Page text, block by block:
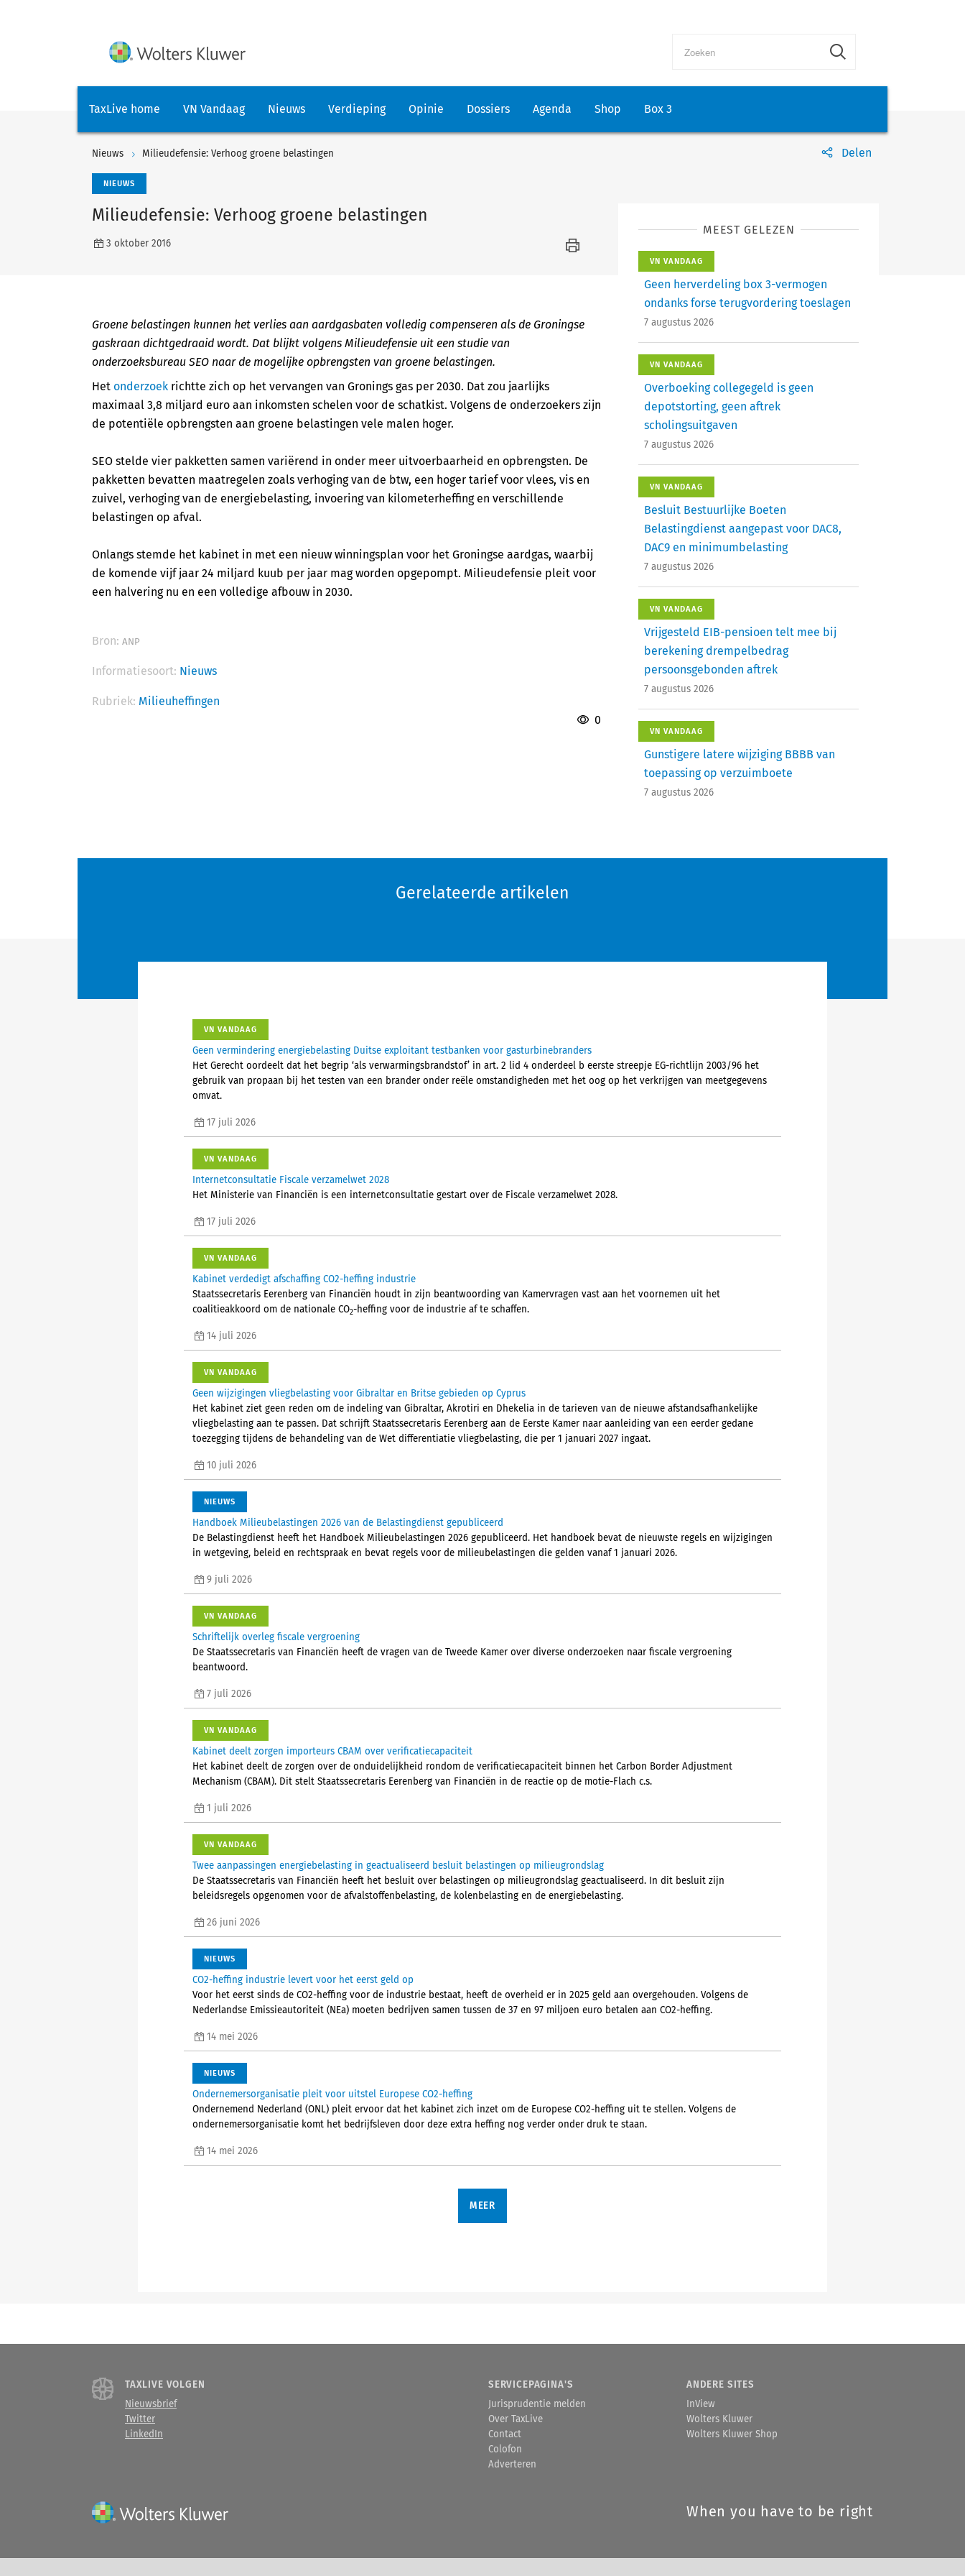
TaxLive home VN Vandaag Nieuws Verdieping Opinie Dossiers Agenda Shop Box 3
Nieuws Milieudefensie: Verhoog groene belastingen Delen
NIEUWS
Milieudefensie: Verhoog groene belastingen
3 oktober 2016
Groene belastingen kunnen het verlies aan aardgasbaten volledig compenseren als de Groningse
gaskraan dichtgedraaid wordt. Dat blijkt volgens Milieudefensie uit een studie van
onderzoeksbureau SEO naar de mogelijke opbrengsten van groene belastingen.
Het onderzoek richtte zich op het vervangen van Gronings gas per 2030. Dat zou jaarlijks
maximaal 3,8 miljard euro aan inkomsten schelen voor de schatkist. Volgens de onderzoekers zijn
de potentiële opbrengsten aan groene belastingen vele malen hoger.
SEO stelde vier pakketten samen variërend in onder meer uitvoerbaarheid en opbrengsten. De
pakketten bevatten maatregelen zoals verhoging van de btw, een hoger tarief voor vlees, vis en
zuivel, verhoging van de energiebelasting, invoering van kilometerheffing en verschillende
belastingen op afval.
Onlangs stemde het kabinet in met een nieuw winningsplan voor het Groningse aardgas, waarbij
de komende vijf jaar 24 miljard kuub per jaar mag worden opgepompt. Milieudefensie pleit voor
een halvering nu en een volledige afbouw in 2030.
Bron: ANP
Informatiesoort: Nieuws
Rubriek: Milieuheffingen
0
MEEST GELEZEN
VN VANDAAG
Geen herverdeling box 3-vermogen
ondanks forse terugvordering toeslagen
7 augustus 2026
VN VANDAAG
Overboeking collegegeld is geen
depotstorting, geen aftrek
scholingsuitgaven
7 augustus 2026
VN VANDAAG
Besluit Bestuurlijke Boeten
Belastingdienst aangepast voor DAC8,
DAC9 en minimumbelasting
7 augustus 2026
VN VANDAAG
Vrijgesteld EIB-pensioen telt mee bij
berekening drempelbedrag
persoonsgebonden aftrek
7 augustus 2026
VN VANDAAG
Gunstigere latere wijziging BBBB van
toepassing op verzuimboete
7 augustus 2026
Gerelateerde artikelen
VN VANDAAG
Geen vermindering energiebelasting Duitse exploitant testbanken voor gasturbinebranders
Het Gerecht oordeelt dat het begrip ‘als verwarmingsbrandstof’ in art. 2 lid 4 onderdeel b eerste streepje EG-richtlijn 2003/96 het
gebruik van propaan bij het testen van een brander onder reële omstandigheden met het oog op het verkrijgen van meetgegevens
omvat.
17 juli 2026
VN VANDAAG
Internetconsultatie Fiscale verzamelwet 2028
Het Ministerie van Financiën is een internetconsultatie gestart over de Fiscale verzamelwet 2028.
17 juli 2026
VN VANDAAG
Kabinet verdedigt afschaffing CO2-heffing industrie
Staatssecretaris Eerenberg van Financiën houdt in zijn beantwoording van Kamervragen vast aan het voornemen uit het
coalitieakkoord om de nationale CO2-heffing voor de industrie af te schaffen.
14 juli 2026
VN VANDAAG
Geen wijzigingen vliegbelasting voor Gibraltar en Britse gebieden op Cyprus
Het kabinet ziet geen reden om de indeling van Gibraltar, Akrotiri en Dhekelia in de tarieven van de nieuwe afstandsafhankelijke
vliegbelasting aan te passen. Dat schrijft Staatssecretaris Eerenberg aan de Eerste Kamer naar aanleiding van een eerder gedane
toezegging tijdens de behandeling van de Wet differentiatie vliegbelasting, die per 1 januari 2027 ingaat.
10 juli 2026
NIEUWS
Handboek Milieubelastingen 2026 van de Belastingdienst gepubliceerd
De Belastingdienst heeft het Handboek Milieubelastingen 2026 gepubliceerd. Het handboek bevat de nieuwste regels en wijzigingen
in wetgeving, beleid en rechtspraak en bevat regels voor de milieubelastingen die gelden vanaf 1 januari 2026.
9 juli 2026
VN VANDAAG
Schriftelijk overleg fiscale vergroening
De Staatssecretaris van Financiën heeft de vragen van de Tweede Kamer over diverse onderzoeken naar fiscale vergroening
beantwoord.
7 juli 2026
VN VANDAAG
Kabinet deelt zorgen importeurs CBAM over verificatiecapaciteit
Het kabinet deelt de zorgen over de onduidelijkheid rondom de verificatiecapaciteit binnen het Carbon Border Adjustment
Mechanism (CBAM). Dit stelt Staatssecretaris Eerenberg van Financiën in de reactie op de motie-Flach c.s.
1 juli 2026
VN VANDAAG
Twee aanpassingen energiebelasting in geactualiseerd besluit belastingen op milieugrondslag
De Staatssecretaris van Financiën heeft het besluit over belastingen op milieugrondslag geactualiseerd. In dit besluit zijn
beleidsregels opgenomen voor de afvalstoffenbelasting, de kolenbelasting en de energiebelasting.
26 juni 2026
NIEUWS
CO2-heffing industrie levert voor het eerst geld op
Voor het eerst sinds de CO2-heffing voor de industrie bestaat, heeft de overheid er in 2025 geld aan overgehouden. Volgens de
Nederlandse Emissieautoriteit (NEa) moeten bedrijven samen tussen de 37 en 97 miljoen euro betalen aan CO2-heffing.
14 mei 2026
NIEUWS
Ondernemersorganisatie pleit voor uitstel Europese CO2-heffing
Ondernemend Nederland (ONL) pleit ervoor dat het kabinet zich inzet om de Europese CO2-heffing uit te stellen. Volgens de
ondernemersorganisatie komt het bedrijfsleven door deze extra heffing nog verder onder druk te staan.
14 mei 2026
MEER
TAXLIVE VOLGEN
Nieuwsbrief
Twitter
LinkedIn
SERVICEPAGINA'S
Jurisprudentie melden
Over TaxLive
Contact
Colofon
Adverteren
ANDERE SITES
InView
Wolters Kluwer
Wolters Kluwer Shop
When you have to be right